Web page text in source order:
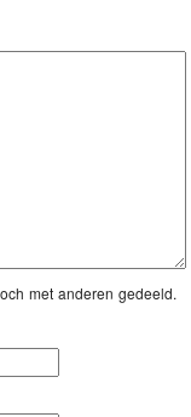
met anderen gedeeld.